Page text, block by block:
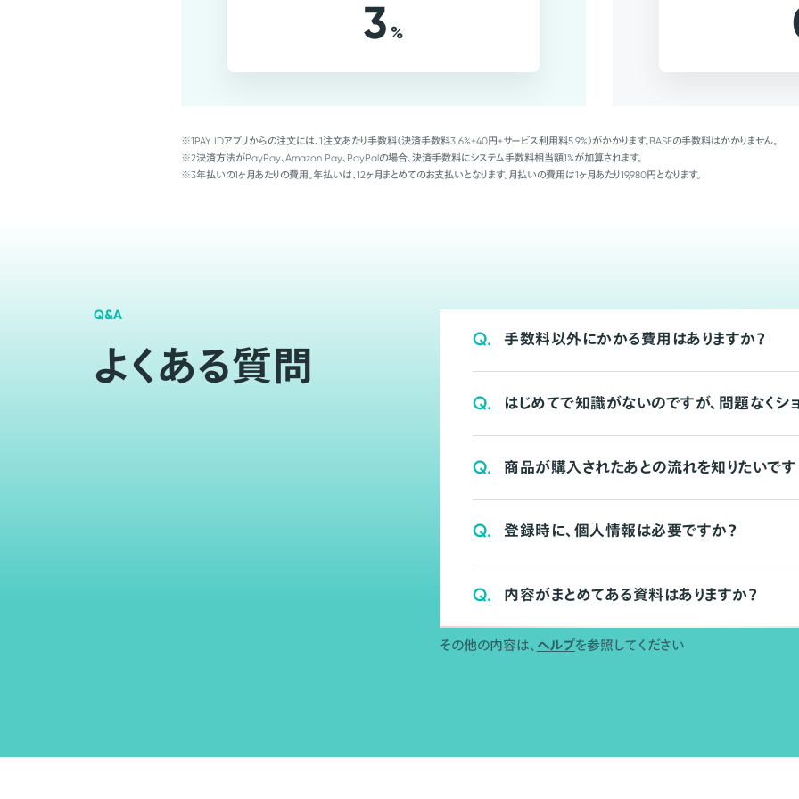
3 %
※1PAY IDアプリからの注文には、1注文あたり手数料（決済手数料3.6%+40円+サービス利用料5.9%）がかかります。BASEの手数料はかかりません。
※2決済方法がPayPay、Amazon Pay、PayPalの場合、決済手数料にシステム手数料相当額1%が加算されます。
※3年払いの1ヶ月あたりの費用。年払いは、12ヶ月まとめてのお支払いとなります。月払いの費用は1ヶ月あたり19,980円となります。
Q&A
よくある質問
Q. 手数料以外にかかる費用はありますか？
Q. はじめてで知識がないのですが、問題なくシ
Q. 商品が購入されたあとの流れを知りたいです
Q. 登録時に、個人情報は必要ですか？
Q. 内容がまとめてある資料はありますか？
その他の内容は、 ヘルプを参照してください